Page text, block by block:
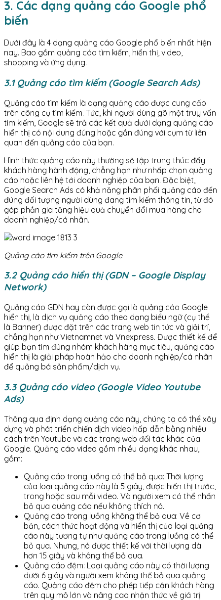
3. Các dạng quảng cáo Google phổ
biến
Dưới đây là 4 dạng quảng cáo Google phổ biến nhất hiện
nay. Bao gồm quảng cáo tìm kiếm, hiển thị, video,
shopping và ứng dụng.
3.1 Quảng cáo tìm kiếm (Google Search Ads)
Quảng cáo tìm kiếm là dạng quảng cáo được cung cấp
trên công cụ tìm kiếm. Tức, khi người dùng gõ một truy vấn
tìm kiếm, Google sẽ trả các kết quả dưới dạng quảng cáo
hiển thị có nội dung đúng hoặc gần đúng với cụm từ liên
quan đến quảng cáo của bạn.
Hình thức quảng cáo này thường sẽ tập trung thúc đẩy
khách hàng hành động, chẳng hạn như nhấp chọn quảng
cáo hoặc liên hệ tới doanh nghiệp của bạn. Đặc biệt,
Google Search Ads có khả năng phân phối quảng cáo đến
đúng đối tượng người dùng đang tìm kiếm thông tin, từ đó
góp phần gia tăng hiệu quả chuyển đổi mua hàng cho
doanh nghiệp/cá nhân.
Quảng cáo tìm kiếm trên Google
3.2 Quảng cáo hiển thị (GDN – Google Display
Network)
Quảng cáo GDN hay còn được gọi là quảng cáo Google
hiển thị, là dịch vụ quảng cáo theo dạng biểu ngữ (cụ thể
là Banner) được đặt trên các trang web tin tức và giải trí,
chẳng hạn như Vietnamnet và Vnexpress. Được thiết kế để
giúp bạn tìm đúng nhóm khách hàng mục tiêu, quảng cáo
hiển thị là giải pháp hoàn hảo cho doanh nghiệp/cá nhân
để quảng bá sản phẩm/dịch vụ.
3.3 Quảng cáo video (Google Video Youtube
Ads)
Thông qua định dạng quảng cáo này, chúng ta có thể xây
dựng và phát triển chiến dịch video hấp dẫn bằng nhiều
cách trên Youtube và các trang web đối tác khác của
Google. Quảng cáo video gồm nhiều dạng khác nhau,
gồm:
Quảng cáo trong luồng có thể bỏ qua: Thời lượng
của loại quảng cáo này là 5 giây, được hiển thị trước,
trong hoặc sau mỗi video. Và người xem có thể nhấn
bỏ qua quảng cáo nếu không thích nó.
Quảng cáo trong luồng không thể bỏ qua: Về cơ
bản, cách thức hoạt động và hiển thị của loại quảng
cáo này tương tự như quảng cáo trong luồng có thể
bỏ qua. Nhưng, nó được thiết kế với thời lượng dài
hơn 15 giây và không thể bỏ qua.
Quảng cáo đệm: Loại quảng cáo này có thời lượng
dưới 6 giây và người xem không thể bỏ qua quảng
cáo. Quảng cáo đệm cho phép tiếp cận khách hàng
trên quy mô lớn và nâng cao nhận thức về giá trị